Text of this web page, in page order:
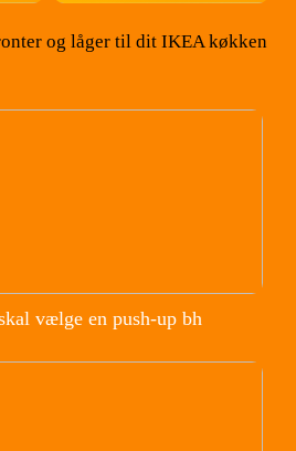
og låger til dit IKEA køkken
vælge en push-up bh